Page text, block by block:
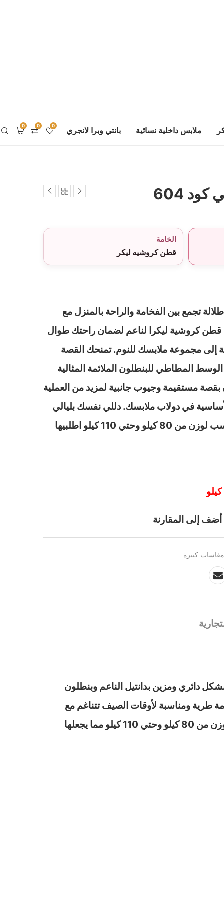
ملابس داخلية نسائية بانتي وبرا لانجري 0 0 0
604
الخامة
قطن كروشيه ليكر
تجمع بين الفخامة والراحة بالمنزل مع
قطن كروشية ليكرا لناعم لضمان راحتك طوال
إلى مجموعة ملابسك للنوم. تمنحك القصة
المطاطي للبنطلون الملائمة المثالية
مستقيمة وجيوب جانبية لمزيد من العملية
في دولاب ملابسك. دللي نفسك بليالي
هانئة من النوم بكل أناقة تناسب لوزن من 80 كيلو وحتي 110 كيلو اطلبيها
أضف إلى المقارنة
كبيرة
دائري ومزين بدانتيل الناعم وبنطلون
طرية ومناسبة لأوقات الصيف تتناغم مع
الأناقة والجاذبية استمتعي بكل وقت سواء أثناء النهار وقيام بأعمالك المنزلية أو ليلا لوقت استرخائك تناسب لوزن من 80 كيلو وحتي 110 كيلو مما يجعلها